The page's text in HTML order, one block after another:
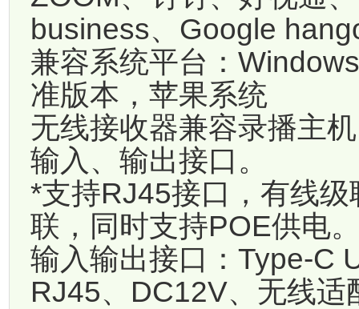
business、Google
兼容系统平台：
准版本，苹果系统
无线接收器兼容录播主
输入、输出接口。
*支持RJ45接口，有线
联，同时支持POE供电
输入输出接口：Type-C
RJ45、DC12V、无线适